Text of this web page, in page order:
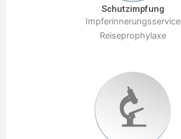
Schutzimpfung
Impferinnerungsservice
Reiseprophylaxe